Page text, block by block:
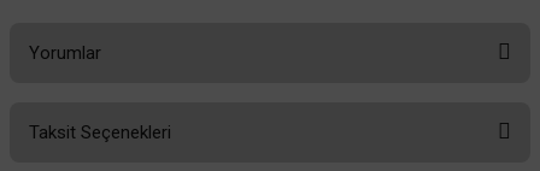
Yorumlar
Taksit Seçenekleri